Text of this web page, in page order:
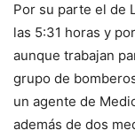
Por su parte el de
las 5:31 horas y
aunque trabajan
grupo de
un agente de
además de dos